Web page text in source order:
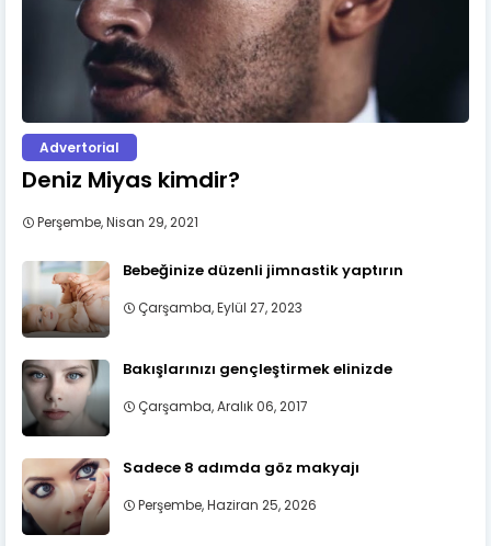
Advertorial
Deniz Miyas kimdir?
Perşembe, Nisan 29, 2021
Bebeğinize düzenli jimnastik yaptırın
Çarşamba, Eylül 27, 2023
Bakışlarınızı gençleştirmek elinizde
Çarşamba, Aralık 06, 2017
Sadece 8 adımda göz makyajı
Perşembe, Haziran 25, 2026